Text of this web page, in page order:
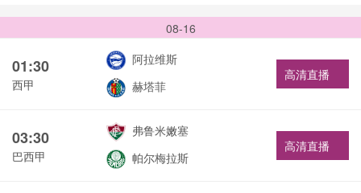
08-16
01:30
西甲
阿拉维斯
赫塔菲
高清直播
03:30
巴西甲
弗鲁米嫩塞
帕尔梅拉斯
高清直播